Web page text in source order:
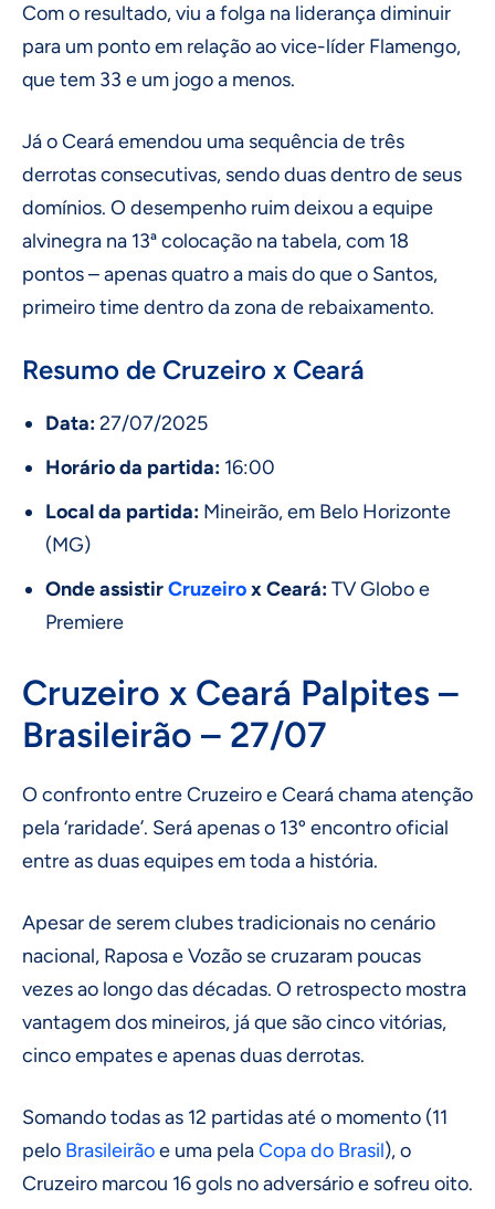
Com o resultado, viu a folga na liderança diminuir
para um ponto em relação ao vice-líder Flamengo,
que tem 33 e um jogo a menos.
Já o Ceará emendou uma sequência de três
derrotas consecutivas, sendo duas dentro de seus
domínios. O desempenho ruim deixou a equipe
alvinegra na 13ª colocação na tabela, com 18
pontos – apenas quatro a mais do que o Santos,
primeiro time dentro da zona de rebaixamento.
Resumo de Cruzeiro x Ceará
Data:27/07/2025
Horário da partida: 16:00
Local da partida: Mineirão, em Belo Horizonte
(MG)
Onde assistirCruzeirox Ceará:TV Globo e
Premiere
Cruzeiro x Ceará Palpites –
Brasileirão – 27/07
O confronto entre Cruzeiro e Ceará chama atenção
pela ‘raridade’. Será apenas o 13º encontro oficial
entre as duas equipes em toda a história.
Apesar de serem clubes tradicionais no cenário
nacional, Raposa e Vozão se cruzaram poucas
vezes ao longo das décadas. O retrospecto mostra
vantagem dos mineiros, já que são cinco vitórias,
cinco empates e apenas duas derrotas.
Somando todas as 12 partidas até o momento (11
pelo Brasileirãoe uma pelaCopa do Brasil), o
Cruzeiro marcou 16 gols no adversário e sofreu oito.